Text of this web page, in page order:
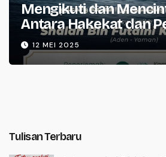
Mengikuti dan
Antara Hakekat dan
12 MEI 2025
Tulisan Terbaru